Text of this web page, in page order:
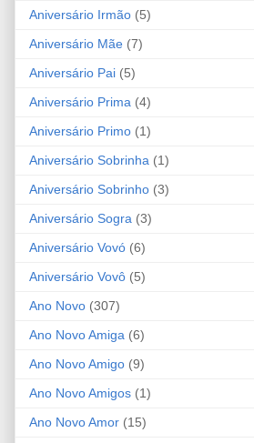
Aniversário Irmão (5)
Aniversário Mãe (7)
Aniversário Pai (5)
Aniversário Prima (4)
Aniversário Primo (1)
Aniversário Sobrinha (1)
Aniversário Sobrinho (3)
Aniversário Sogra (3)
Aniversário Vovó (6)
Aniversário Vovô (5)
Ano Novo (307)
Ano Novo Amiga (6)
Ano Novo Amigo (9)
Ano Novo Amigos (1)
Ano Novo Amor (15)